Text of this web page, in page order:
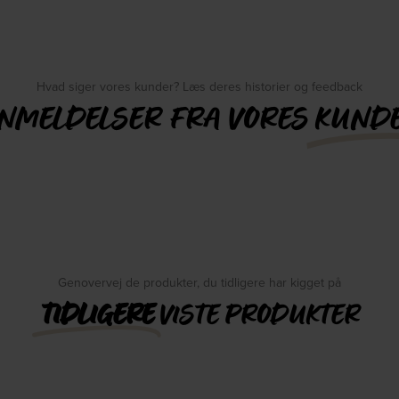
Hvad siger vores kunder? Læs deres historier og feedback
FRA VORES
Genovervej de produkter, du tidligere har kigget på
TIDLIGEREVISTE PRODUKTER